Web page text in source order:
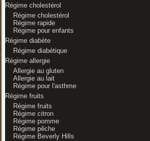
Régime cholestérol
Régime cholestérol
Régime rapide
Régime pour enfants
Régime diabète
Régime diabétique
Régime allergie
Allergie au gluten
Allergie au lait
Régime pour l'asthme
Régime fruits
Régime fruits
Régime citron
Régime pomme
Régime pêche
Régime Beverly Hills